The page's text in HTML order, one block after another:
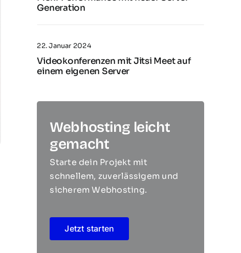
Generation
22. Januar 2024
Videokonferenzen mit Jitsi Meet auf
einem eigenen Server
Webhosting leicht
gemacht
Starte dein Projekt mit
schnellem, zuverlässigem und
sicherem Webhosting.
Jetzt starten